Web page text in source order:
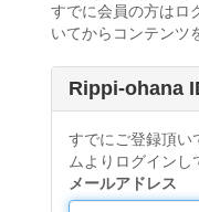
すでに会員の方はロ
いてからコンテンツ
Rippi-ohana
すでにご登録頂い
ムよりログインし
メールアドレス